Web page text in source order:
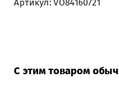
Артикул: VO84160721
С этим товаром